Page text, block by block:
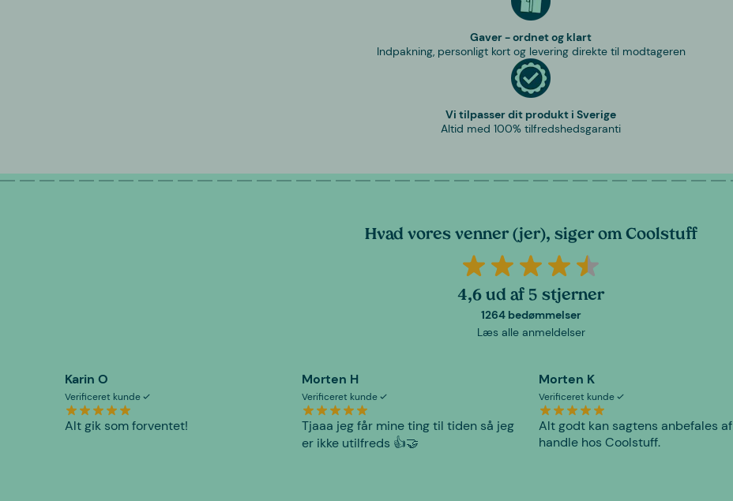
Gaver - ordnet og klart
Indpakning, personligt kort og levering direkte til modtageren
Vi tilpasser dit produkt i Sverige
Altid med 100% tilfredshedsgaranti
Hvad vores venner (jer), siger om Coolstuff
4,6 ud af 5 stjerner
1264 bedømmelser
Læs alle anmeldelser
Karin O
Verificeret kunde
Alt gik som forventet!
Morten H
Verificeret kunde
Tjaaa jeg får mine ting til tiden så jeg
er ikke utilfreds 👍🤝
Morten K
Verificeret kunde
Alt godt kan sagtens anbefales af
handle hos Coolstuff.